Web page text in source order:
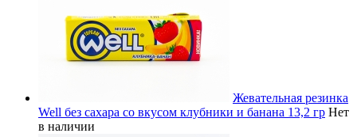
Жевательная резинка
Well без сахара со вкусом клубники и банана 13,2 гр Нет
в наличии